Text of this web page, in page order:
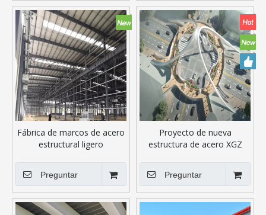
Fábrica de marcos de acero
estructural ligero
Preguntar
Proyecto de nueva
estructura de acero XGZ
Preguntar